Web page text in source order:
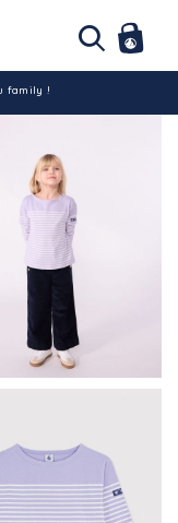
Tunisie !
(hors promo)